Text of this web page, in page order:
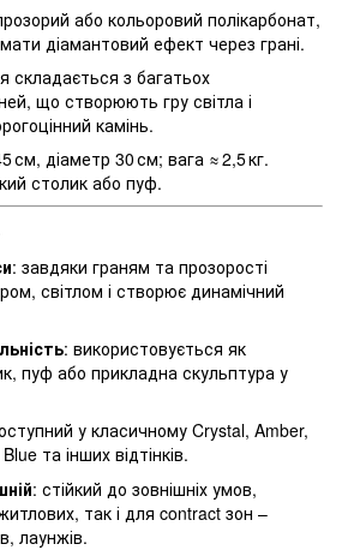
або кольоровий полікарбонат,
діамантовий ефект через грані.
складається з багатьох
що створюють гру світла і
камінь.
см, діаметр 30 см; вага ≈ 2,5 кг.
столик або пуф.
: завдяки граням та прозорості
світлом і створює динамічний
: використовується як
пуф або прикладна скульптура у
у класичному Crystal, Amber,
та інших відтінків.
: стійкий до зовнішніх умов,
так і для contract зон –
лаунжів.